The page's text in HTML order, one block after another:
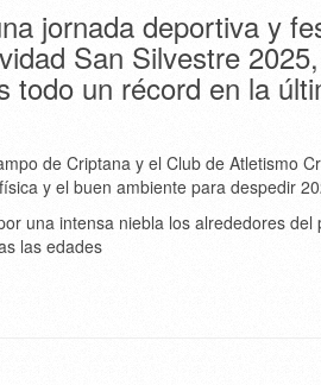
jornada deportiva y
San Silvestre
todo un récord en la
de Criptana y el Club de Atletismo
y el buen ambiente para despedir
una intensa niebla los alrededores
las edades